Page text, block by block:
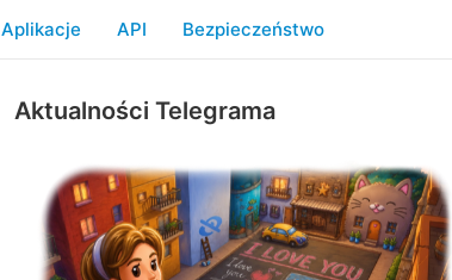
Aplikacje API Bezpieczeństwo
Aktualności Telegrama